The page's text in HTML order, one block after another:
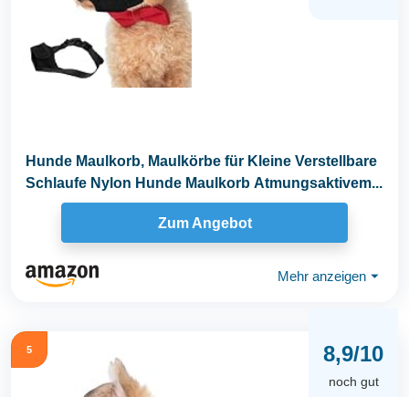
Hunde Maulkorb, Maulkörbe für Kleine Verstellbare
Schlaufe Nylon Hunde Maulkorb Atmungsaktivem...
Zum Angebot
Mehr anzeigen ⏷
5 8,9/10
noch gut